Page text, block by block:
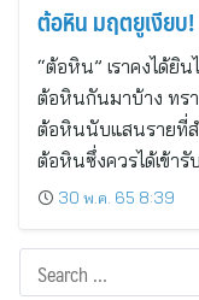
ต้อหิน มฤตยูเงียบ
“ต้อหิน” เราคงได้ยิ
ต้อหินกันมาบ้าง ทรา
ต้อหินนับแสนรายที่ส
ต้อหินซึ่งควรได้เข้า
30 พ.ค. 65 8:39